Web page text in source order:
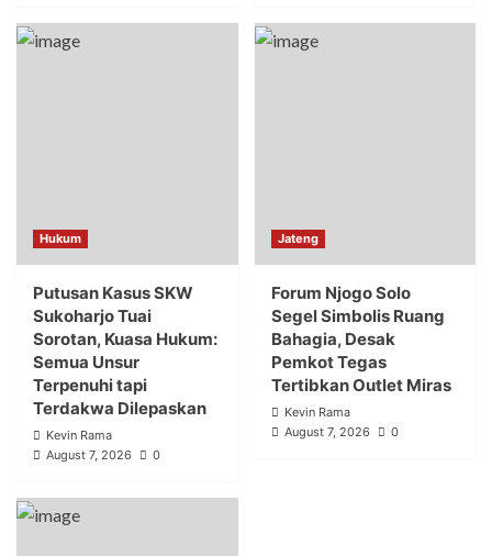
Hukum
Putusan Kasus SKW
Sukoharjo Tuai
Sorotan, Kuasa Hukum:
Semua Unsur
Terpenuhi tapi
Terdakwa Dilepaskan
Kevin Rama
August 7, 2026
0
Jateng
Forum Njogo Solo
Segel Simbolis Ruang
Bahagia, Desak
Pemkot Tegas
Tertibkan Outlet Miras
Kevin Rama
August 7, 2026
0